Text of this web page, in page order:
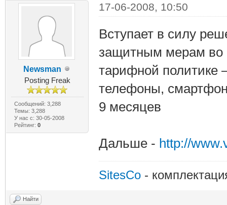
Newsman
Posting Freak
Сообщений: 3,288
Темы: 3,288
У нас с: 30-05-2008
Рейтинг: 0
17-06-2008, 10:50
Вступает в силу
защитным мерам во
тарифной
телефоны,
9 месяцев
Дальше - http://
SitesCo-
Найти